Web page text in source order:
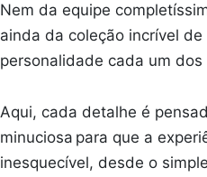
Nem da equipe
ainda da coleção incrível
personalidade cada um
Aqui, cada detalhe é
minuciosa para que a
inesquecível, desde o